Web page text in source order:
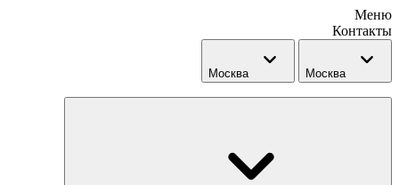
Меню
Контакты
Москва Москва